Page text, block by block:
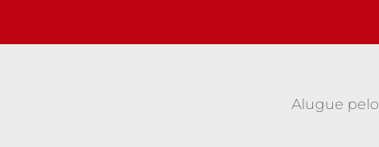
Alugue pelo